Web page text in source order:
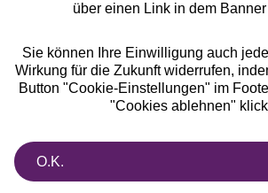
über einen Link in dem Banner
Sie können Ihre Einwilligung auch
Wirkung für die Zukunft widerrufen,
Button "Cookie-Einstellungen" im
"Cookies ablehnen"
O.K.